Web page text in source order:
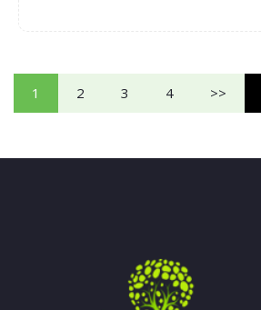
1 2 3 4 >>